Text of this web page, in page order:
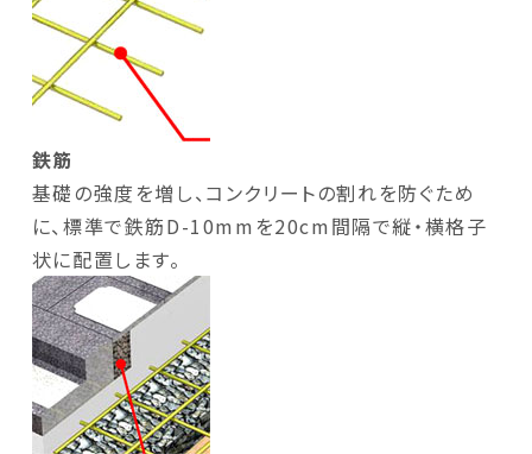
鉄筋
基礎の強度を増し、コンクリートの割れを防ぐため
に、標準で鉄筋D-10mmを20cm間隔で縦・横格子
状に配置します。